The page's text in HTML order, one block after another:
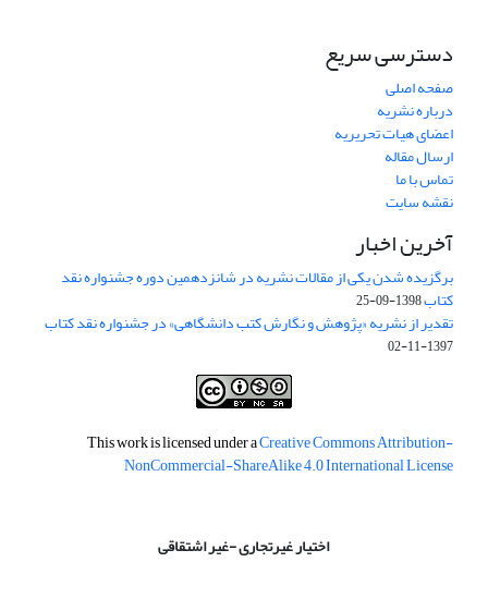
دسترسی سریع
صفحه اصلی
درباره نشریه
اعضای هیات تحریریه
ارسال مقاله
تماس با ما
نقشه سایت
آخرین اخبار
برگزیده شدن یکی از مقالات نشریه در شانزدهمین دوره جشنواره نقد
کتاب1398-09-25
تقدیر از نشریه «پژوهش و نگارش کتب دانشگاهی» در جشنواره نقد کتاب
1397-11-02
This work is licensed under aCreative Commons Attribution-
NonCommercial-ShareAlike 4.0 International License
اختیار غیرتجاری -غیر اشتقاقی